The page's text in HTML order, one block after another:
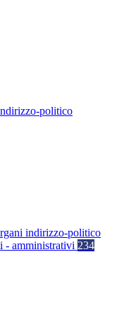
politico
indirizzo-politico
- amministrativi 234